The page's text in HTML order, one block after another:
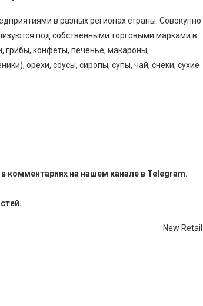
в разных регионах страны. Совокупно
под собственными торговыми марками в
грибы, конфеты, печенье, макароны,
орехи, соусы, сиропы, супы, чай, снеки, сухие
комментариях на нашем канале в Telegram.
New Retail